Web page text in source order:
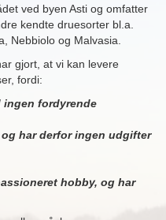
ved byen Asti og omfatter
kendte druesorter bl.a.
Nebbiolo og Malvasia.
gjort, at vi kan levere
fordi:
ingen fordyrende
har derfor ingen udgifter
hobby, og har